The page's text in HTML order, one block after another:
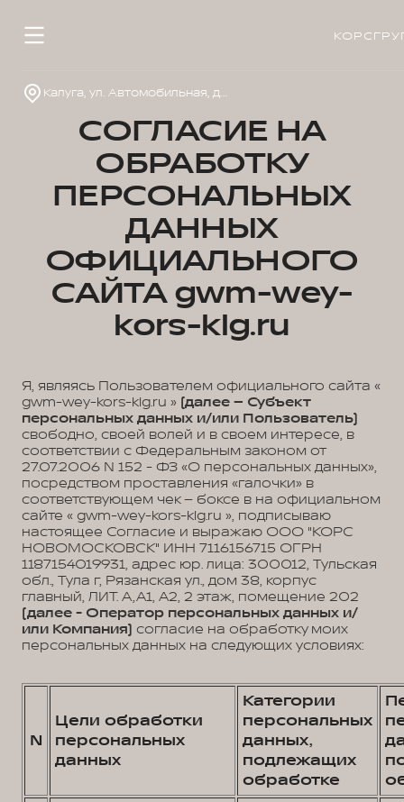
Калуга, ул. Автомобильная, д. 2
СОГЛАСИЕ НА
ОБРАБОТКУ
ПЕРСОНАЛЬНЫХ
ДАННЫХ
ОФИЦИАЛЬНОГО
САЙТА gwm-wey-
kors-klg.ru
Я, являясь Пользователем официального сайта «
gwm-wey-kors-klg.ru » (далее – Субъект
персональных данных и/или Пользователь)
свободно, своей волей и в своем интересе, в
соответствии с Федеральным законом от
27.07.2006 N 152 - ФЗ «О персональных данных»,
посредством проставления «галочки» в
соответствующем чек – боксе в на официальном
сайте « gwm-wey-kors-klg.ru », подписываю
настоящее Согласие и выражаю ООО "КОРС
НОВОМОСКОВСК" ИНН 7116156715 ОГРН
1187154019931, адрес юр. лица: 300012, Тульская
обл., Тула г, Рязанская ул., дом 38, корпус
главный, ЛИТ. А,А1, А2, 2 этаж, помещение 202
(далее - Оператор персональных данных и/
или Компания) согласие на обработку моих
персональных данных на следующих условиях:
N
Цели обработки
персональных
данных
Категории
персональных
данных,
подлежащих
обработке